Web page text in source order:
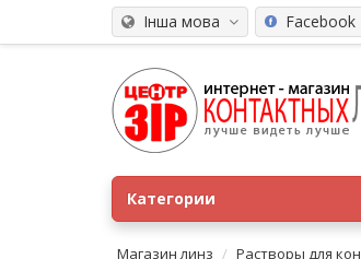
Інша мова Facebook
Категории
Магазин линз Растворы для